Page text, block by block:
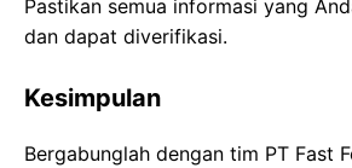
Pastikan semua informasi yang
dan dapat diverifikasi.
Kesimpulan
Bergabunglah dengan tim PT Fast